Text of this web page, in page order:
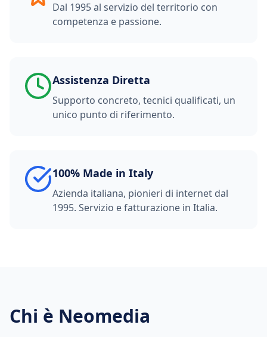
Dal 1995 al servizio del territorio con
competenza e passione.
Assistenza Diretta
Supporto concreto, tecnici qualificati, un
unico punto di riferimento.
100% Made in Italy
Azienda italiana, pionieri di internet dal
1995. Servizio e fatturazione in Italia.
Chi è Neomedia